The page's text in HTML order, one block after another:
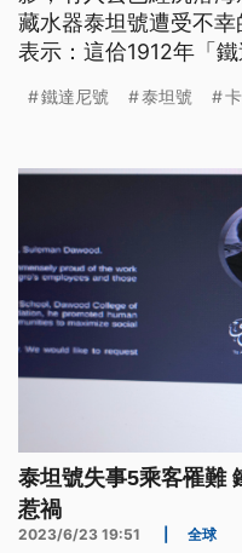
藏水器泰坦號遭受不
表示：這佮1912年「
臺語文。）
鐵達尼號 泰坦號
泰坦號失事5乘客罹難
惹禍
2023/6/23 19:51 全球